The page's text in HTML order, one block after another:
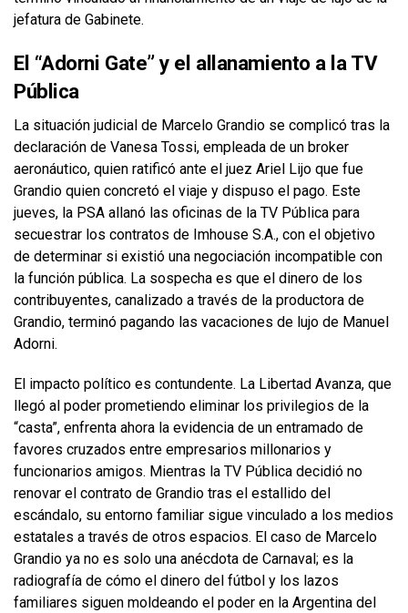
jefatura de Gabinete.
El “Adorni Gate” y el allanamiento a la TV
Pública
La situación judicial de Marcelo Grandio se complicó tras la
declaración de Vanesa Tossi, empleada de un broker
aeronáutico, quien ratificó ante el juez Ariel Lijo que fue
Grandio quien concretó el viaje y dispuso el pago. Este
jueves, la PSA allanó las oficinas de la TV Pública para
secuestrar los contratos de Imhouse S.A., con el objetivo
de determinar si existió una negociación incompatible con
la función pública. La sospecha es que el dinero de los
contribuyentes, canalizado a través de la productora de
Grandio, terminó pagando las vacaciones de lujo de Manuel
Adorni.
El impacto político es contundente. La Libertad Avanza, que
llegó al poder prometiendo eliminar los privilegios de la
“casta”, enfrenta ahora la evidencia de un entramado de
favores cruzados entre empresarios millonarios y
funcionarios amigos. Mientras la TV Pública decidió no
renovar el contrato de Grandio tras el estallido del
escándalo, su entorno familiar sigue vinculado a los medios
estatales a través de otros espacios. El caso de Marcelo
Grandio ya no es solo una anécdota de Carnaval; es la
radiografía de cómo el dinero del fútbol y los lazos
familiares siguen moldeando el poder en la Argentina del